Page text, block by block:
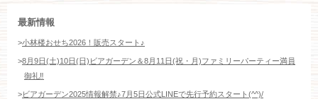
最新情報
>小林楼おせち2026！販売スタート♪
>8月9日(土)10日(日)ビアガーデン＆8月11日(祝・月)ファミリーパーティー満員
御礼‼️
>ビアガーデン2025情報解禁♪7月5日公式LINEで先行予約スタート(^^)/